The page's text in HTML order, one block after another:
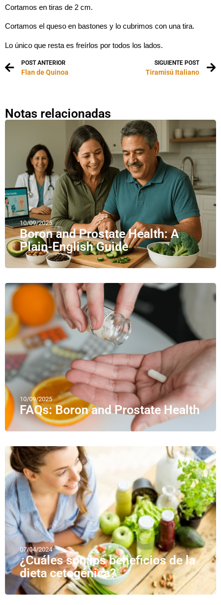
Cortamos en tiras de 2 cm.
Cortamos el queso en bastones y lo cubrimos con una tira.
Lo único que resta es freírlos por todos los lados.
POST ANTERIOR
Flan de Quinoa
SIGUIENTE POST
Tiramisú Italiano
Notas relacionadas
10/09/2025
Boron and Prostate Health: A
Plain-English Guide
10/09/2025
FAQs: Boron and Prostate Health
07/04/2024
¿Cuáles son los beneficios de la
dieta cetogénica?